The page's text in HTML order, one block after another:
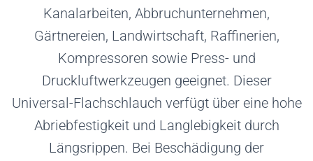
Kanalarbeiten, Abbruchunternehmen,
Gärtnereien, Landwirtschaft, Raffinerien,
Kompressoren sowie Press- und
Druckluftwerkzeugen geeignet. Dieser
Universal-Flachschlauch verfügt über eine hohe
Abriebfestigkeit und Langlebigkeit durch
Längsrippen. Bei Beschädigung der